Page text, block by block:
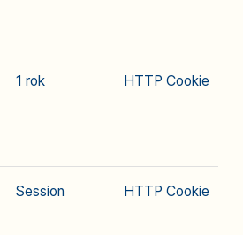
1 rok HTTP Cookie
Session HTTP Cookie